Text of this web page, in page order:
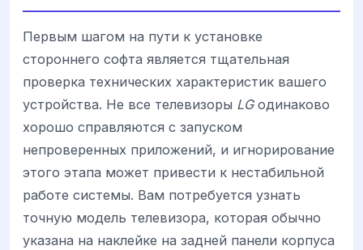
Первым шагом на пути к установке
стороннего софта является тщательная
проверка технических характеристик вашего
устройства. Не все телевизоры LGодинаково
хорошо справляются с запуском
непроверенных приложений, и игнорирование
этого этапа может привести к нестабильной
работе системы. Вам потребуется узнать
точную модель телевизора, которая обычно
указана на наклейке на задней панели корпуса